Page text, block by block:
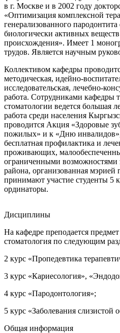
в г. Москве и в 2002 году
«Оптимизация комплексной
генерализованного
биологически активных
происхождения». Имеет 1
трудов. Является научным
Коллективом кафедры
методическая, идейно-
исследовательская, лечебно-
работа. Сотрудниками кафедры
стоматологии ведется большая
работа среди населения
проводится Акция «Здоровые
пожилых» и к «Дню инвалидов»,
бесплатная профилактика и
проживающих,
ограниченными возможностями
района, организованная мэрией
принимают участие студенты 5
ординаторы.
Дисциплины
На кафедре преподается предмет
стоматология по следующим
2 курс «Пропедевтика
3 курс «Кариесология»,
4 курс «Пародонтология»;
5 курс «Заболевания слизистой
Общая информация